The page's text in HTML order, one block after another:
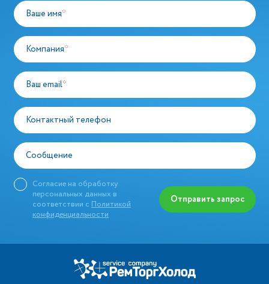
Ваше имя*
Компания*
Ваш email*
Контактный телефон
Сообщение
Согласие на обработку
персональных данных в
соответствии с Политикой
конфиденциальности
Отправить запрос